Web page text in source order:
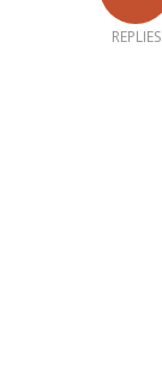
REPLIES